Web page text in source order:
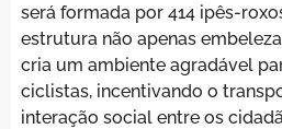
será formada por 414 ipês-
estrutura não apenas
cria um ambiente agradável
ciclistas, incentivando o
interação social entre os